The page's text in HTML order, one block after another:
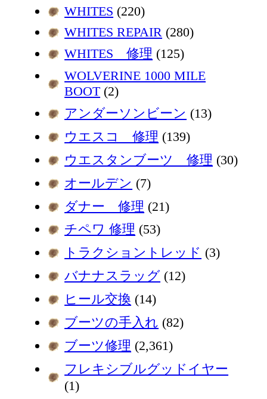
WHITES (220)
WHITES REPAIR (280)
WHITES 修理 (125)
WOLVERINE 1000 MILE
BOOT (2)
アンダーソンビーン (13)
ウエスコ 修理 (139)
ウエスタンブーツ 修理 (30)
オールデン (7)
ダナー 修理 (21)
チペワ 修理 (53)
トラクショントレッド (3)
バナナスラッグ (12)
ヒール交換 (14)
ブーツの手入れ (82)
ブーツ修理 (2,361)
フレキシブルグッドイヤー
(1)